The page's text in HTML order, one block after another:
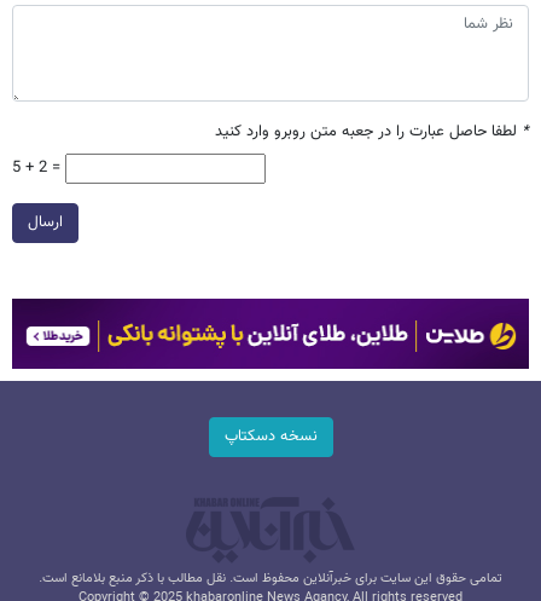
* لطفا حاصل عبارت را در جعبه متن روبرو وارد کنید
5 + 2 =
ارسال
نسخه دسکتاپ
تمامی حقوق این سایت برای خبرآنلاین محفوظ است. نقل مطالب با ذکر منبع بلامانع است.